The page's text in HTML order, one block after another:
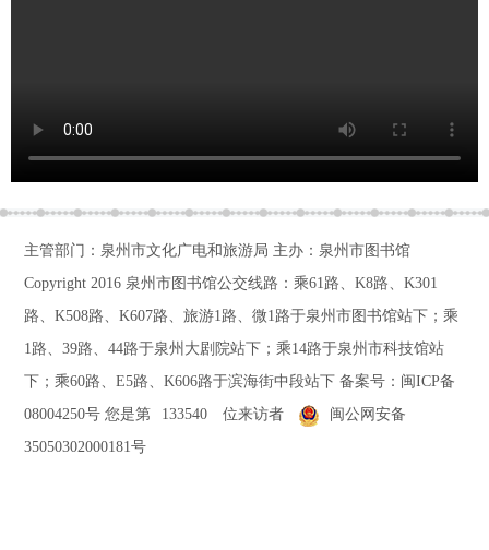
主管部门：泉州市文化广电和旅游局 主办：泉州市图书馆
Copyright 2016 泉州市图书馆公交线路：乘61路、K8路、K301
路、K508路、K607路、旅游1路、微1路于泉州市图书馆站下；乘
1路、39路、44路于泉州大剧院站下；乘14路于泉州市科技馆站
下；乘60路、E5路、K606路于滨海街中段站下备案号： 闽ICP备
08004250号 您是第 133540 位来访者
闽公网安备
35050302000181号